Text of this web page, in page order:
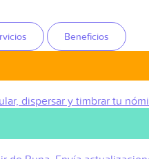
Beneficios
dispersar y timbrar tu